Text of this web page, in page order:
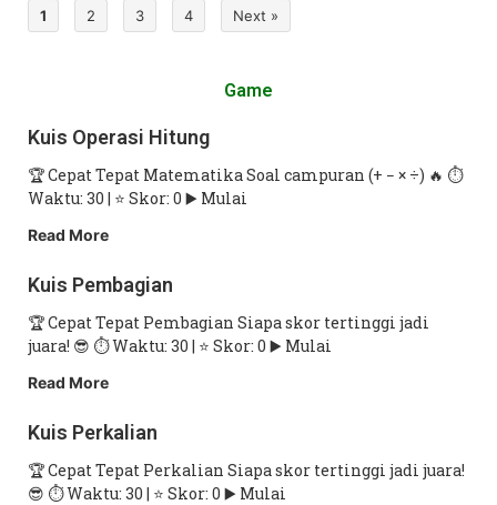
1 2 3 4 Next »
Game
Kuis Operasi Hitung
🏆 Cepat Tepat Matematika Soal campuran (+ − × ÷) 🔥 ⏱
Waktu: 30 | ⭐ Skor: 0 ▶️ Mulai
Read More
Kuis Pembagian
🏆 Cepat Tepat Pembagian Siapa skor tertinggi jadi
juara! 😎 ⏱ Waktu: 30 | ⭐ Skor: 0 ▶️ Mulai
Read More
Kuis Perkalian
🏆 Cepat Tepat Perkalian Siapa skor tertinggi jadi juara!
😎 ⏱ Waktu: 30 | ⭐ Skor: 0 ▶️ Mulai